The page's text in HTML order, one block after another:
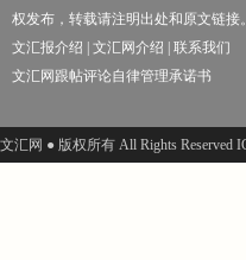
权发布，转载请注明出处和原文链接。
文汇报介绍
文汇网介绍
联系我们
文汇网跟帖评论自律管理承诺书
文汇网 ● 版权所有 All Rights Reserved